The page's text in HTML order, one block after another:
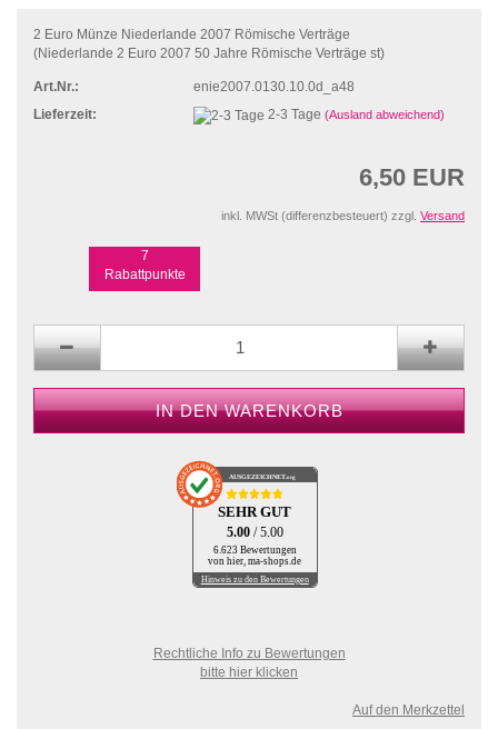
2 Euro Münze Niederlande 2007 Römische Verträge
(Niederlande 2 Euro 2007 50 Jahre Römische Verträge st)
Art.Nr.:
enie2007.0130.10.0d_a48
Lieferzeit:
2-3 Tage(Ausland abweichend)
6,50 EUR
inkl. MWSt (differenzbesteuert) zzgl. Versand
7
Rabattpunkte
AUSGEZEICHNET.org
SEHR GUT
5.00 / 5.00
6.623 Bewertungen
von hier, ma-shops.de
Hinweis zu den Bewertungen
Rechtliche Info zu Bewertungen
bitte hier klicken
Auf den Merkzettel